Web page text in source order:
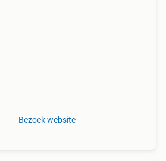
Bezoek website